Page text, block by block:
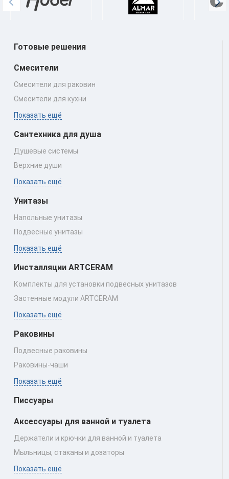
Готовые решения
Смесители
Смесители для раковин
Смесители для кухни
Показать ещё
Сантехника для душа
Душевые системы
Верхние души
Показать ещё
Унитазы
Напольные унитазы
Подвесные унитазы
Показать ещё
Инсталляции ARTCERAM
Комплекты для установки подвесных унитазов
Застенные модули ARTCERAM
Показать ещё
Раковины
Подвесные раковины
Раковины‑чаши
Показать ещё
Писсуары
Аксессуары для ванной и туалета
Держатели и крючки для ванной и туалета
Мыльницы, стаканы и дозаторы
Показать ещё